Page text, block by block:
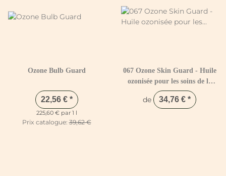
Ozone Bulb Guard
22,56 € *
225,60 € par 1 l
Prix catalogue:39,62 €
067 Ozone Skin Guard - Huile
ozonisée pour les soins de la
peau
de 34,76 € *